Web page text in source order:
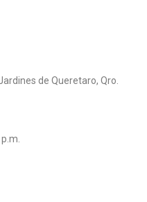
de Queretaro, Qro.